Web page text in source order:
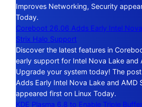
Improves Networking, Security
Today.
Coreboot 26.06 Adds Early Intel
Strix Halo Support
Discover the latest features in
early support for Intel Nova Lake and
Upgrade your system today! The
Adds Early Intel Nova Lake and AMD
appeared first on Linux Today.
KDE Plasma 6.8 to Enable Triple